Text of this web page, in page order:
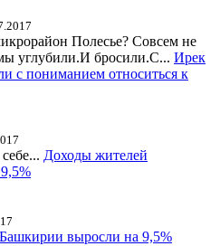
Полесье? Совсем не
углубили.И бросили.С... Ирек
с пониманием относиться к
Доходы жителей
выросли на 9,5%